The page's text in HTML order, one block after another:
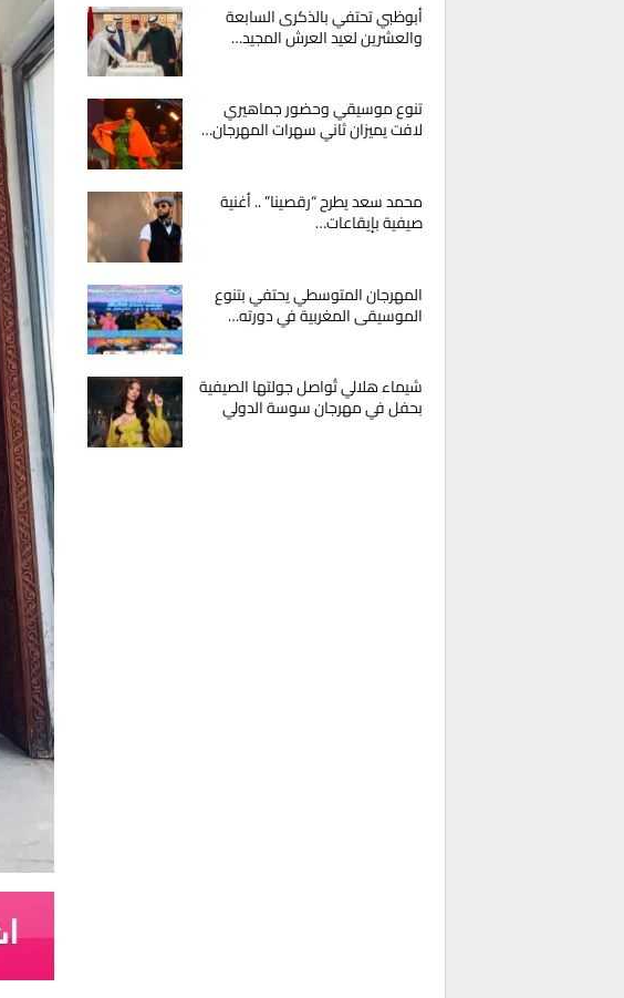
أبوظبي تحتفي بالذكرى السابعة
والعشرين لعيد العرش المجيد…
تنوع موسيقي وحضور جماهيري
لافت يميزان ثاني سهرات المهرجان…
محمد سعد يطرح “رقصينا” .. أغنية
صيفية بإيقاعات…
المهرجان المتوسطي يحتفي بتنوع
الموسيقى المغربية في دورته…
شيماء هلالي تُواصل جولتها الصيفية
بحفل في مهرجان سوسة الدولي